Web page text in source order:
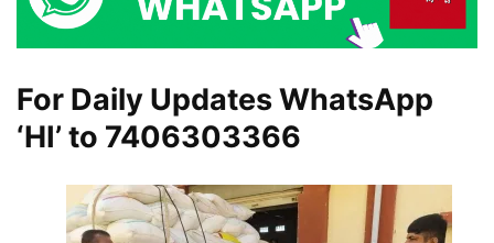
For Daily Updates WhatsApp
‘HI’ to 7406303366